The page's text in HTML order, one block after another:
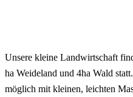
Unsere kleine Landwirtschaft
ha Weideland und 4ha Wald
möglich mit kleinen, leichten